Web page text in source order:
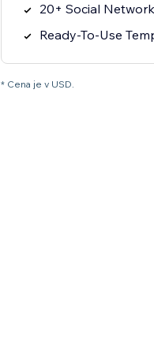
20+ Social
Ready-To-Use
* Cena je v USD.